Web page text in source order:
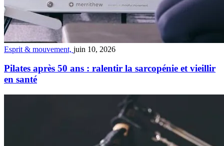
Esprit & mouvement, juin 10, 2026
Pilates après 50 ans : ralentir la sarcopénie et vieillir
en santé